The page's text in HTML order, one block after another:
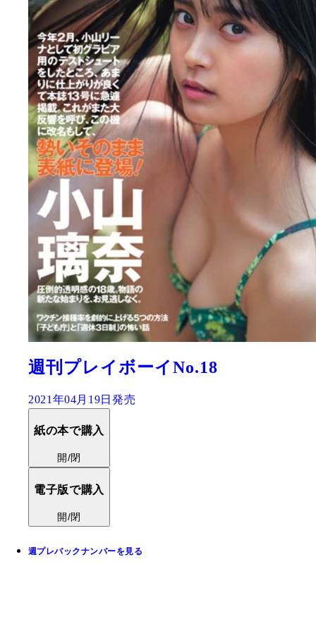
週刊プレイボーイNo.18
2021年04月19日発売
紙の本で購入
開/閉
電子版で購入
開/閉
週プレバックナンバーを見る